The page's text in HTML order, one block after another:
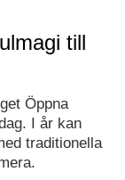
till
Öppna
I år kan
traditionella